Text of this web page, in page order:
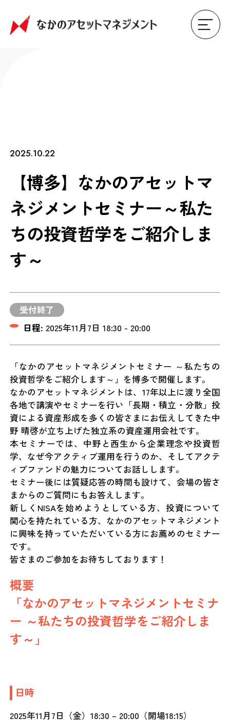
2025.10.22
【博多】なかのアセットマ
ネジメントセミナー～私た
ちの投資哲学をご紹介しま
す～
受付終了
日程: 2025年11月7日 18:30 - 20:00
「なかのアセットマネジメントセミナー ～私たちの
投資哲学をご紹介します～」を博多で開催します。
なかのアセットマネジメントは、17年以上に渡り全国
各地で講演やセミナーを行い「長期・積立・分散」投
資による資産形成を多くの皆さまにお伝えしてきた中
野 晴啓が立ち上げた独立系の資産運用会社です。
本セミナーでは、中野と西生から企業理念や投資哲
学、なぜ今アクティブ運用を行うのか、そしてアクテ
ィブファンドの魅力についてお話しします。
セミナー後には質疑応答の時間も設けて、会場の皆さ
まからのご質問にもお答えします。
新しくNISAを始めようとしている方、投資について
関心を持たれている方、なかのアセットマネジメント
に興味を持っていただいている方にお薦めのセミナー
です。
皆さまのご参加をお待ちしております！
概要
「なかのアセットマネジメントセミナ
ー ～私たちの投資哲学をご紹介しま
す～」
日時
2025年11月7日（金）18:30 – 20:00（開場18:15）